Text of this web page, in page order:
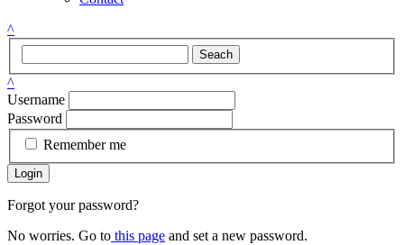
^
Seach
^
Username
Password
Remember me
Login
Forgot your password?
No worries. Go to this page and set a new password.